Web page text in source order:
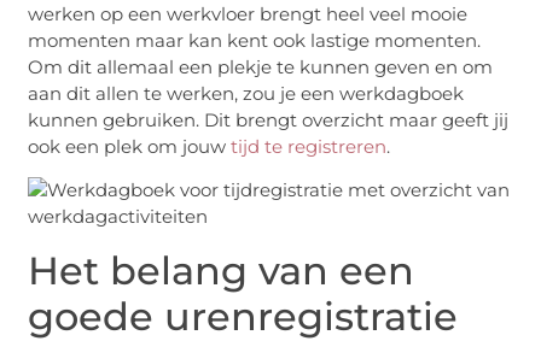
werken op een werkvloer brengt heel veel mooie
momenten maar kan kent ook lastige momenten.
Om dit allemaal een plekje te kunnen geven en om
aan dit allen te werken, zou je een werkdagboek
kunnen gebruiken. Dit brengt overzicht maar geeft jij
ook een plek om jouwtijd te registreren.
Het belang van een
goede urenregistratie